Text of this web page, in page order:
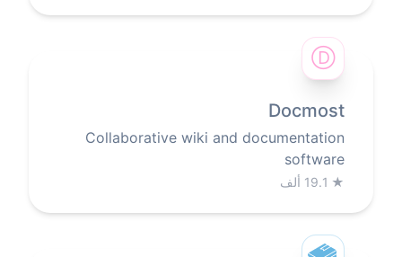
Ⓓ
Docmost
Collaborative wiki and documentation
software
★ 19.1 ألف